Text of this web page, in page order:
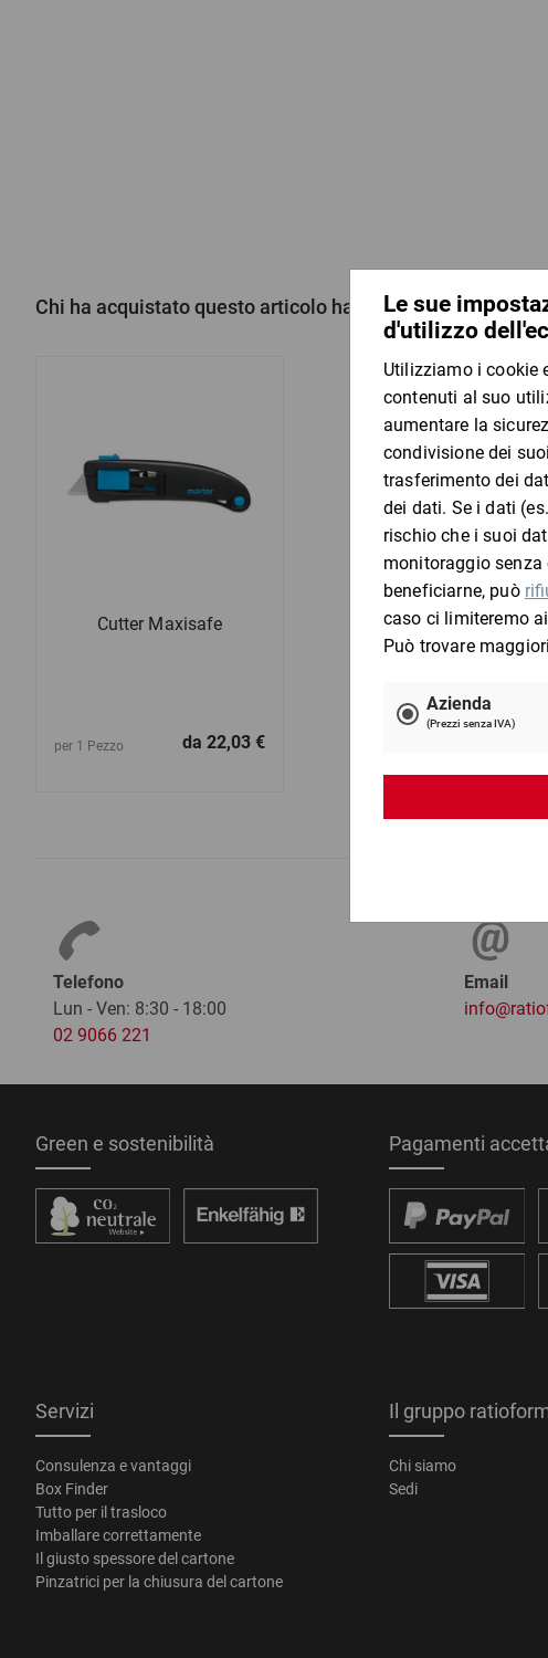
Chi ha acquistato questo articolo ha acquistato anche
Cutter Maxisafe
per 1 Pezzo da 22,03 €
Telefono
Lun - Ven: 8:30 - 18:00
02 9066 221
Email
Green e sostenibilità Pagamenti
Servizi
Consulenza e vantaggi
Box Finder
Tutto per il trasloco
Imballare correttamente
Il giusto spessore del cartone
Pinzatrici per la chiusura del cartone
Il gruppo
Chi siamo
Sedi